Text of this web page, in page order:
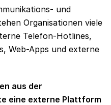
und
Organisationen viele
Telefon-Hotlines,
Web-Apps und externe
aus der
eine externe Plattform